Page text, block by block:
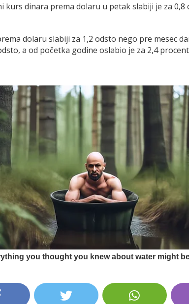
kurs dinara prema dolaru u petak slabiji je za 0,8
dolaru slabiji za 1,2 odsto nego pre mesec
a od početka godine oslabio je za 2,4